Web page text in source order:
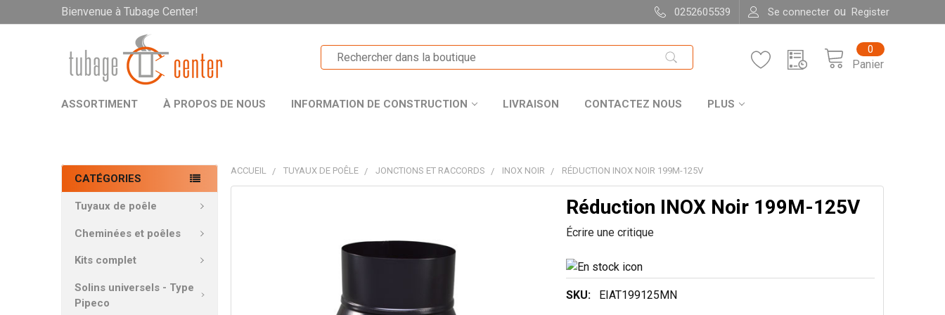
Bienvenue à Tubage Center! 0252605539 Se connecter ou Register
Panier
0
ASSORTIMENT À PROPOS DE NOUS INFORMATION DE CONSTRUCTION LIVRAISON CONTACTEZ NOUS PLUS
CATÉGORIES
Tuyaux de poêle
Cheminées et poêles
Kits complet
Solins universels - Type
Pipeco
ACCUEIL TUYAUX DE POÊLE JONCTIONS ET RACCORDS INOX NOIR RÉDUCTION INOX NOIR 199M-125V
Réduction INOX Noir 199M-125V
Écrire une critique
SKU: EIAT199125MN